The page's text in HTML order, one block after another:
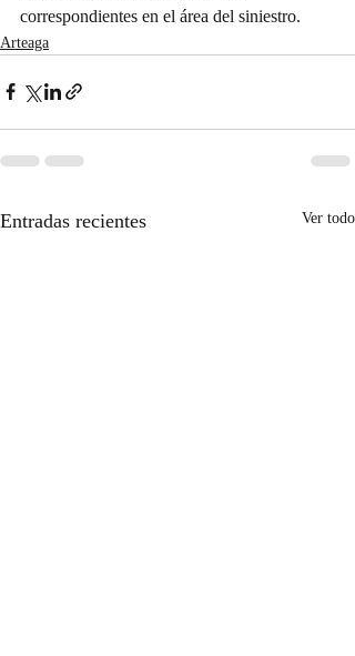
correspondientes en el área del siniestro.
Arteaga
Entradas recientes Ver todo